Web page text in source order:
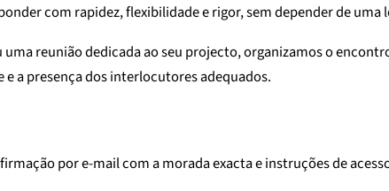
com rapidez, flexibilidade e rigor, sem depender de uma
reunião dedicada ao seu projecto, organizamos o
a presença dos interlocutores adequados.
por e-mail com a morada exacta e instruções de